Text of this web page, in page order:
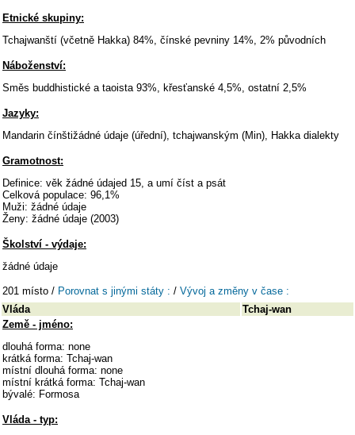
Etnické skupiny:
Tchajwanští (včetně Hakka) 84%, čínské pevniny 14%, 2% původních
Náboženství:
Směs buddhistické a taoista 93%, křesťanské 4,5%, ostatní 2,5%
Jazyky:
Mandarin čínštižádné údaje (úřední), tchajwanským (Min), Hakka dialekty
Gramotnost:
Definice: věk žádné údajed 15, a umí číst a psát
Celková populace: 96,1%
Muži: žádné údaje
Ženy: žádné údaje (2003)
Školství - výdaje:
žádné údaje
201 místo / Porovnat s jinými státy : / Vývoj a změny v čase :
Vláda
Tchaj-wan
Země - jméno:
dlouhá forma: none
krátká forma: Tchaj-wan
místní dlouhá forma: none
místní krátká forma: Tchaj-wan
bývalé: Formosa
Vláda - typ: